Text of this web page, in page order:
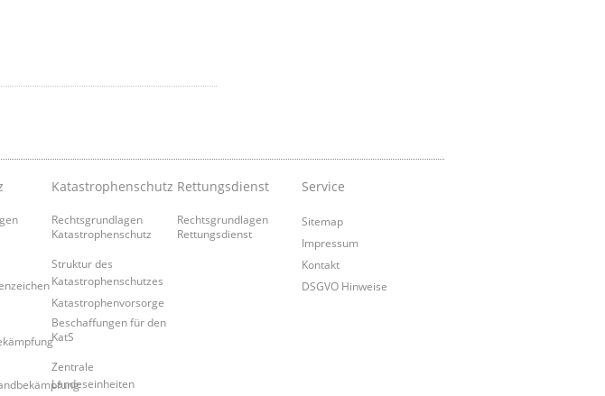
Katastrophenschutz
Rechtsgrundlagen
Katastrophenschutz
Struktur des
Katastrophenschutzes
Katastrophenvorsorge
Beschaffungen für den
KatS
Zentrale
Landeseinheiten
Rettungsdienst
Rechtsgrundlagen
Rettungsdienst
Service
Sitemap
Impressum
Kontakt
DSGVO Hinweise